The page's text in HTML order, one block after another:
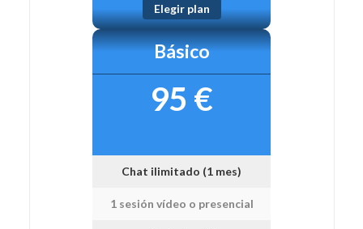
Elegir plan
Básico
95 €
Chat ilimitado (1 mes)
1 sesión vídeo o presencial